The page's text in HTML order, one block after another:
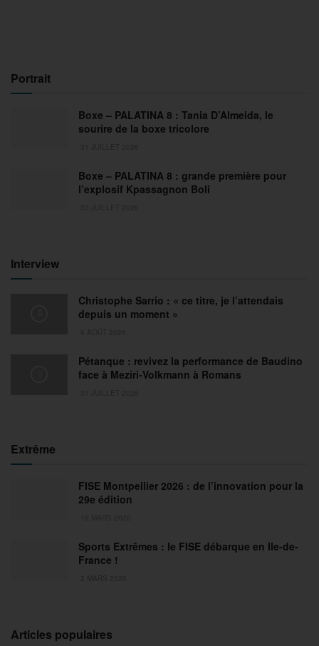
Portrait
Boxe – PALATINA 8 : Tania D’Almeida, le
sourire de la boxe tricolore
Boxe – PALATINA 8 : grande première pour
l’explosif Kpassagnon Boli
Interview
Christophe Sarrio : « ce titre, je l’attendais
depuis un moment »
Pétanque : revivez la performance de Baudino
face à Meziri-Volkmann à Romans
Extrême
FISE Montpellier 2026 : de l’innovation pour la
29e édition
Sports Extrêmes : le FISE débarque en Ile-de-
France !
Articles populaires